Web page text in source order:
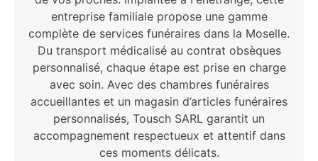
entreprise familiale propose une gamme
complète de services funéraires dans la Moselle.
Du transport médicalisé au contrat obsèques
personnalisé, chaque étape est prise en charge
avec soin. Avec des chambres funéraires
accueillantes et un magasin d’articles funéraires
personnalisés, Tousch SARL garantit un
accompagnement respectueux et attentif dans
ces moments délicats.